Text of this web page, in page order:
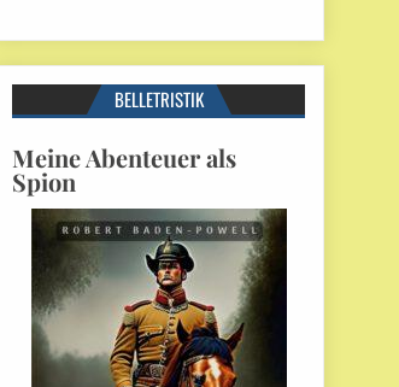
BELLETRISTIK
Meine Abenteuer als
Spion